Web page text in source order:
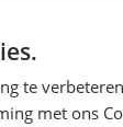
te
met ons